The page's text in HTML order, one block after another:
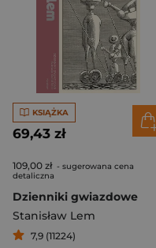
KSIĄŻKA
69,43 zł
109,00 zł - sugerowana cena
detaliczna
Dzienniki gwiazdowe
Stanisław Lem
7,9 (11224)